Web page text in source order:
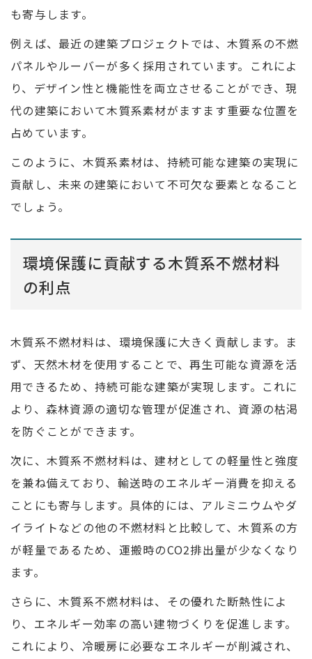
も寄与します。
例えば、最近の建築プロジェクトでは、木質系の不燃
パネルやルーバーが多く採用されています。これによ
り、デザイン性と機能性を両立させることができ、現
代の建築において木質系素材がますます重要な位置を
占めています。
このように、木質系素材は、持続可能な建築の実現に
貢献し、未来の建築において不可欠な要素となること
でしょう。
環境保護に貢献する木質系不燃材料
の利点
木質系不燃材料は、環境保護に大きく貢献します。ま
ず、天然木材を使用することで、再生可能な資源を活
用できるため、持続可能な建築が実現します。これに
より、森林資源の適切な管理が促進され、資源の枯渇
を防ぐことができます。
次に、木質系不燃材料は、建材としての軽量性と強度
を兼ね備えており、輸送時のエネルギー消費を抑える
ことにも寄与します。具体的には、アルミニウムやダ
イライトなどの他の不燃材料と比較して、木質系の方
が軽量であるため、運搬時のCO2排出量が少なくなり
ます。
さらに、木質系不燃材料は、その優れた断熱性によ
り、エネルギー効率の高い建物づくりを促進します。
これにより、冷暖房に必要なエネルギーが削減され、